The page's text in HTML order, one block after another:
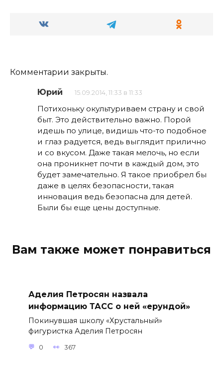
Комментарии закрыты.
Юрий 15.09.2014, 11:33 в 11:33
Потихоньку окультуриваем страну и свой
быт. Это действительно важно. Порой
идешь по улице, видишь что-то подобное
и глаз радуется, ведь выглядит прилично
и со вкусом. Даже такая мелочь, но если
она проникнет почти в каждый дом, это
будет замечательно. Я такое приобрел бы
даже в целях безопасности, такая
инновация ведь безопасна для детей.
Были бы еще цены доступные.
Вам также может понравиться
Аделия Петросян назвала
информацию ТАСС о ней «ерундой»
Покинувшая школу «Хрустальный»
фигуристка Аделия Петросян
0 367